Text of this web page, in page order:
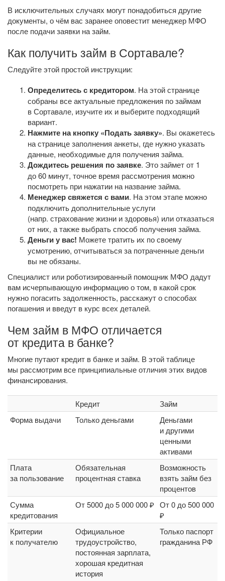
В исключительных случаях могут понадобиться другие
документы, о чём вас заранее оповестит менеджер МФО
после подачи заявки на займ.
Как получить займ в Сортавале?
Следуйте этой простой инструкции:
Определитесь с кредитором. На этой странице
собраны все актуальные предложения по займам
в Сортавале, изучите их и выберите подходящий
вариант.
Нажмите на кнопку «Подать заявку». Вы окажетесь
на странице заполнения анкеты, где нужно указать
данные, необходимые для получения займа.
Дождитесь решения по заявке. Это займет от 1
до 60 минут, точное время рассмотрения можно
посмотреть при нажатии на название займа.
Менеджер свяжется с вами. На этом этапе можно
подключить дополнительные услуги
(напр. страхование жизни и здоровья) или отказаться
от них, а также выбрать способ получения займа.
Деньги у вас! Можете тратить их по своему
усмотрению, отчитываться за потраченные деньги
вы не обязаны.
Специалист или роботизированный помощник МФО дадут
вам исчерпывающую информацию о том, в какой срок
нужно погасить задолженность, расскажут о способах
погашения и введут в курс всех деталей.
Чем займ в МФО отличается
от кредита в банке?
Многие путают кредит в банке и займ. В этой таблице
мы рассмотрим все принципиальные отличия этих видов
финансирования.
Кредит
Займ
Форма выдачи
Только деньгами
Деньгами
и другими
ценными
активами
Плата
за пользование
Обязательная
процентная ставка
Возможность
взять займ без
процентов
Сумма
кредитования
От 5000 до 5 000 000 ₽ От 0 до 500 000
₽
Критерии
к получателю
Официальное
трудоустройство,
постоянная зарплата,
хорошая кредитная
история
Только паспорт
гражданина РФ